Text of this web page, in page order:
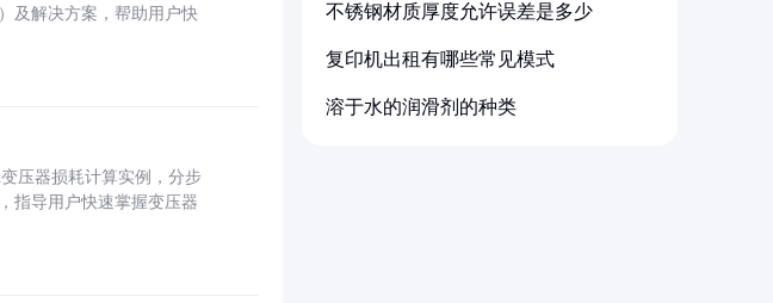
及解决方案，帮助用户快
压器损耗计算实例，分步
指导用户快速掌握变压器
不锈钢材质厚度允许误差是多少
复印机出租有哪些常见模式
溶于水的润滑剂的种类